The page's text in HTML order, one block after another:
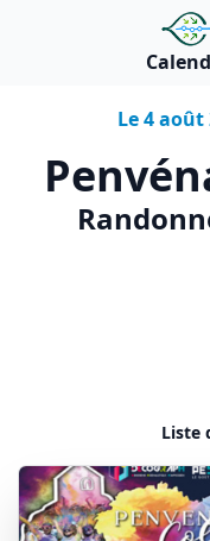
Le 4 août
Liste